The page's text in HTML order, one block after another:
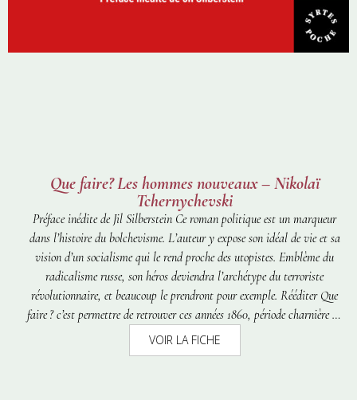
Que faire? Les hommes nouveaux – Nikolaï
Tchernychevski
Préface inédite de Jil Silberstein Ce roman politique est un marqueur
dans l’histoire du bolchevisme. L’auteur y expose son idéal de vie et sa
vision d’un socialisme qui le rend proche des utopistes. Emblème du
radicalisme russe, son héros deviendra l’archétype du terroriste
révolutionnaire, et beaucoup le prendront pour exemple. Rééditer Que
faire ?c’est permettre de retrouver ces années 1860, période charnière où
émerge en Russie l’intelligentsia, un nouveau groupe social ouvert à la
pensée politique occidentale, tout en restant arc-bouté sur les refus
VOIR LA FICHE